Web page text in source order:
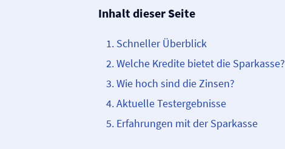
Inhalt dieser Seite
Schneller Überblick
Welche Kredite bietet die Sparkasse?
Wie hoch sind die Zinsen?
Aktuelle Testergebnisse
Erfahrungen mit der Sparkasse